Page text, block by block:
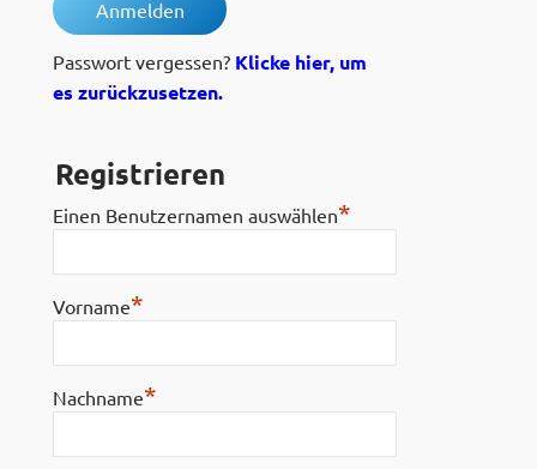
Passwort vergessen? Klicke hier, um
es zurückzusetzen.
Registrieren
Einen Benutzernamen auswählen*
Vorname*
Nachname*